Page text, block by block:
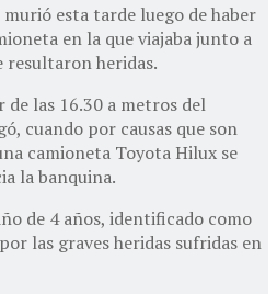
esta tarde luego de haber
en la que viajaba junto a
resultaron heridas.
las 16.30 a metros del
cuando por causas que son
camioneta Toyota Hilux se
la banquina.
de 4 años, identificado como
las graves heridas sufridas en